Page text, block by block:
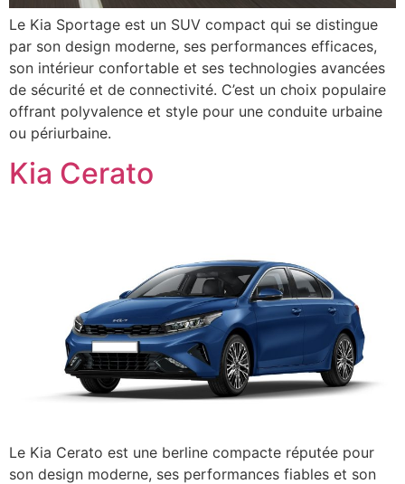
Le Kia Sportage est un SUV compact qui se distingue
par son design moderne, ses performances efficaces,
son intérieur confortable et ses technologies avancées
de sécurité et de connectivité. C’est un choix populaire
offrant polyvalence et style pour une conduite urbaine
ou périurbaine.
Kia Cerato
Le Kia Cerato est une berline compacte réputée pour
son design moderne, ses performances fiables et son